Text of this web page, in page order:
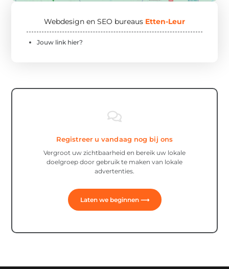
Webdesign en SEO bureaus Etten-Leur
Jouw link hier?
Registreer u vandaag nog bij ons
Vergroot uw zichtbaarheid en bereik uw lokale
doelgroep door gebruik te maken van lokale
advertenties.
Laten we beginnen ⟶